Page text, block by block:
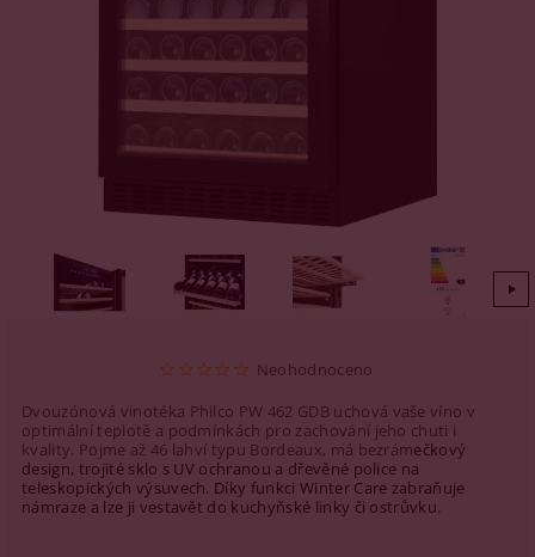
Neohodnoceno
Dvouzónová vinotéka Philco PW 462 GDB uchová vaše víno v
optimální teplotě a podmínkách pro zachování jeho chuti i
kvality. Pojme až 46 lahví typu Bordeaux, má bezrámečkový
design, trojité sklo s UV ochranou a dřevěné police na
teleskopických výsuvech. Díky funkci Winter Care zabraňuje
námraze a lze ji vestavět do kuchyňské linky či ostrůvku.